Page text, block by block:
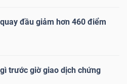
đầu giảm hơn 460 điểm
trước giờ giao dịch chứng